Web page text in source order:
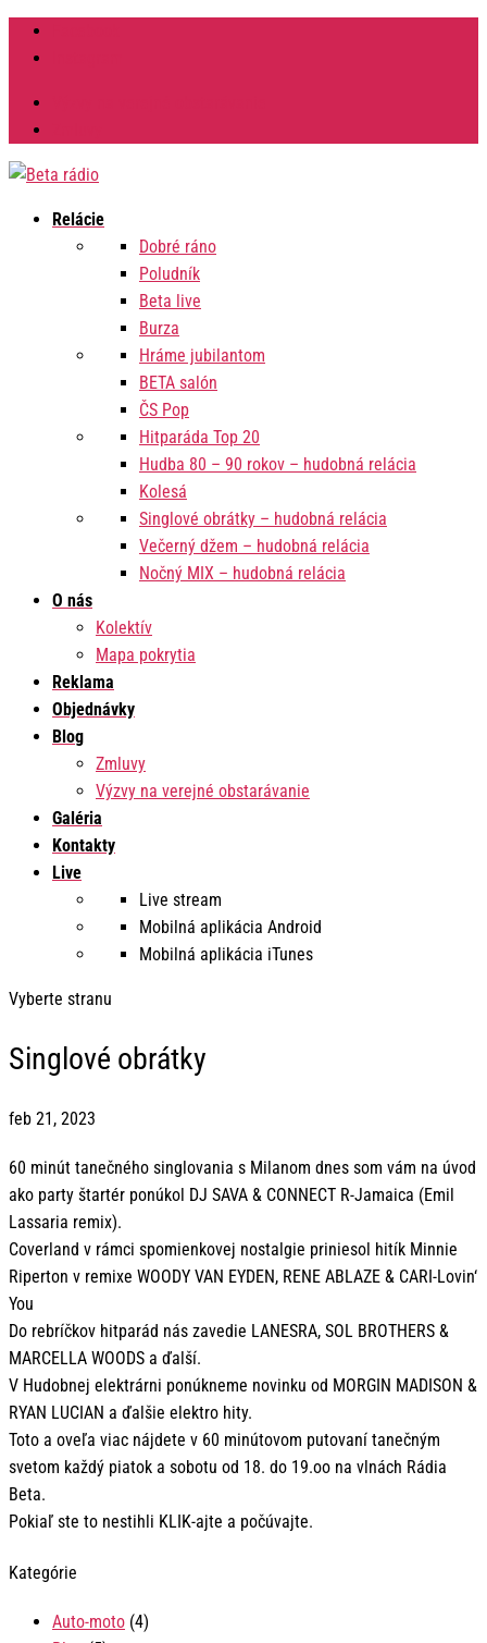
Relácie
Dobré ráno
Poludník
Beta live
Burza
Hráme jubilantom
BETA salón
ČS Pop
Hitparáda Top 20
Hudba 80 – 90 rokov – hudobná relácia
Kolesá
Singlové obrátky – hudobná relácia
Večerný džem – hudobná relácia
Nočný MIX – hudobná relácia
O nás
Kolektív
Mapa pokrytia
Reklama
Objednávky
Blog
Zmluvy
Výzvy na verejné obstarávanie
Galéria
Kontakty
Live
Live stream
Mobilná aplikácia Android
Mobilná aplikácia iTunes
Vyberte stranu
Singlové obrátky
feb 21, 2023
60 minút tanečného singlovania s Milanom dnes som vám na úvod
ako party štartér ponúkol DJ SAVA & CONNECT R-Jamaica (Emil
Lassaria remix).
Coverland v rámci spomienkovej nostalgie priniesol hitík Minnie
Riperton v remixe WOODY VAN EYDEN, RENE ABLAZE & CARI-Lovin‘
You
Do rebríčkov hitparád nás zavedie LANESRA, SOL BROTHERS &
MARCELLA WOODS a ďalší.
V Hudobnej elektrárni ponúkneme novinku od MORGIN MADISON &
RYAN LUCIAN a ďalšie elektro hity.
Toto a oveľa viac nájdete v 60 minútovom putovaní tanečným
svetom každý piatok a sobotu od 18. do 19.oo na vlnách Rádia
Beta.
Pokiaľ ste to nestihli KLIK-ajte a počúvajte.
Kategórie
Auto-moto (4)